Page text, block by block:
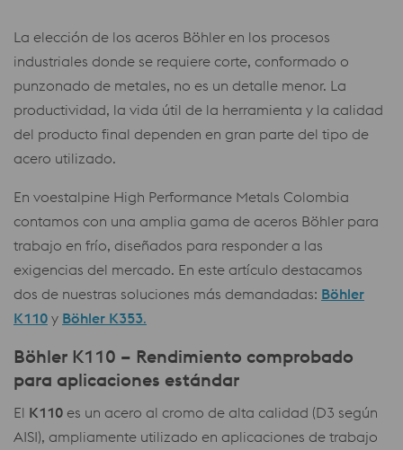
La elección de los aceros Böhler en los procesos
industriales donde se requiere corte, conformado o
punzonado de metales, no es un detalle menor. La
productividad, la vida útil de la herramienta y la calidad
del producto final dependen en gran parte del tipo de
acero utilizado.
En voestalpine High Performance Metals Colombia
contamos con una amplia gama de aceros Böhler para
trabajo en frío, diseñados para responder a las
exigencias del mercado. En este artículo destacamos
dos de nuestras soluciones más demandadas: Böhler
K110 y Böhler K353.
Böhler K110 – Rendimiento comprobado
para aplicaciones estándar
El K110 es un acero al cromo de alta calidad (D3 según
AISI), ampliamente utilizado en aplicaciones de trabajo